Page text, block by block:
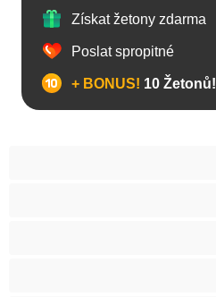
Získat žetony zdarma
Poslat spropitné
+ BONUS! 10 Žetonů!